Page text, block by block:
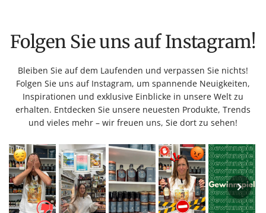
Folgen Sie uns auf Instagram!
Bleiben Sie auf dem Laufenden und verpassen Sie nichts!
Folgen Sie uns auf Instagram, um spannende Neuigkeiten,
Inspirationen und exklusive Einblicke in unsere Welt zu
erhalten. Entdecken Sie unsere neuesten Produkte, Trends
und vieles mehr – wir freuen uns, Sie dort zu sehen!